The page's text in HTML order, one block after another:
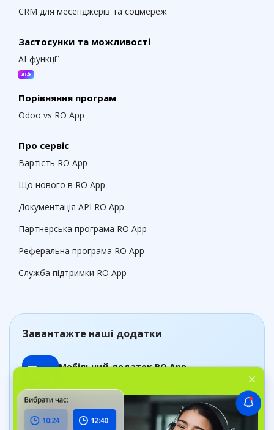
CRM для месенджерів та соцмереж
Застосунки та можливості
AI-функції
Порівняння програм
Odoo vs RO App
Про сервіс
Вартість RO App
Що нового в RO App
Документація API RO App
Партнерська програма RO App
Реферальна програма RO App
Служба підтримки RO App
Завантажте наші додатки
Мобільний додаток RO App